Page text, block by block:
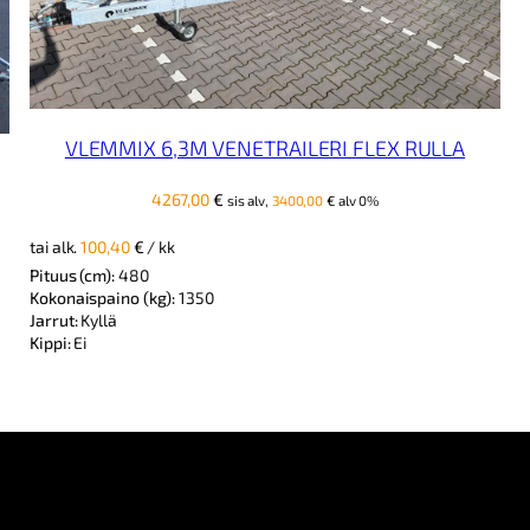
VLEMMIX 6,3M VENETRAILERI FLEX RULLA
4267,00€ sis alv, 3400,00€alv 0%
tai alk.100,40€ / kk
Pituus (cm):480
Kokonaispaino (kg):1350
Jarrut:Kyllä
Kippi:Ei